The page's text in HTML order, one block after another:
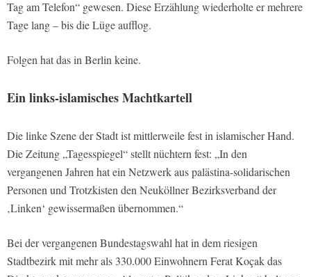
Tag am Telefon“ gewesen. Diese Erzählung wiederholte er mehrere
Tage lang – bis die Lüge aufflog.
Folgen hat das in Berlin keine.
Ein links-islamisches Machtkartell
Die linke Szene der Stadt ist mittlerweile fest in islamischer Hand.
Die Zeitung „Tagesspiegel“ stellt nüchtern fest: „In den
vergangenen Jahren hat ein Netzwerk aus palästina-solidarischen
Personen und Trotzkisten den Neuköllner Bezirksverband der
‚Linken‘ gewissermaßen übernommen.“
Bei der vergangenen Bundestagswahl hat in dem riesigen
Stadtbezirk mit mehr als 330.000 Einwohnern Ferat Koçak das